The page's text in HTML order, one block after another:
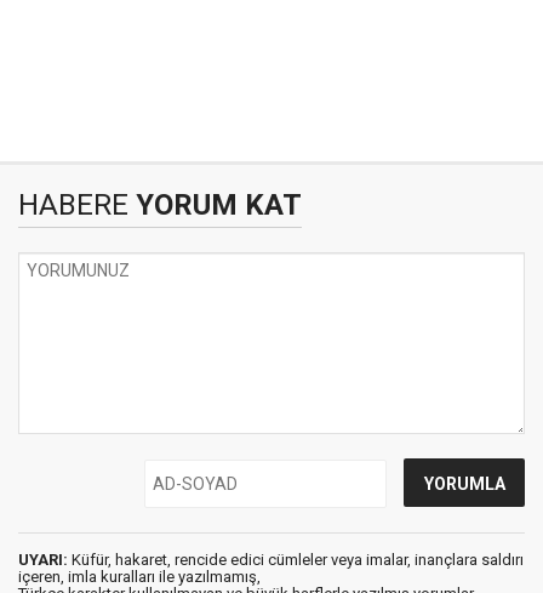
HABERE YORUM KAT
UYARI: Küfür, hakaret, rencide edici cümleler veya imalar, inançlara saldırı
içeren, imla kuralları ile yazılmamış,